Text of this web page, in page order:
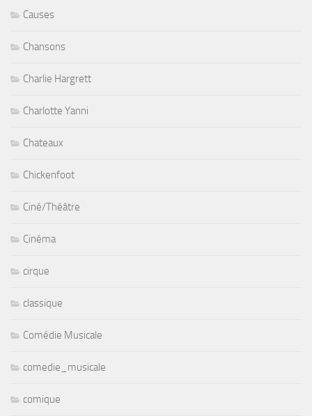
Causes
Chansons
Charlie Hargrett
Charlotte Yanni
Chateaux
Chickenfoot
Ciné/Théâtre
Cinéma
cirque
classique
Comédie Musicale
comedie_musicale
comique